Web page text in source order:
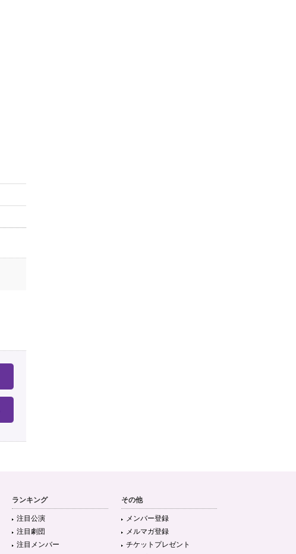
ランキング
注目公演
注目劇団
注目メンバー
その他
メンバー登録
メルマガ登録
チケットプレゼント